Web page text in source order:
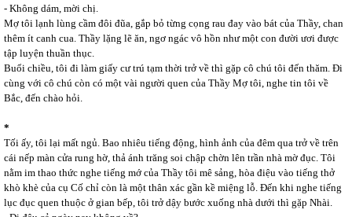
- Không dám, mời chị.
Mợ tôi lạnh lùng cầm đôi đũa, gắp bỏ từng cọng rau đay vào bát của Thầy, chan
thêm ít canh cua. Thầy lặng lẽ ăn, ngơ ngác vô hồn như một con đười ươi được
tập luyện thuần thục.
Buổi chiều, tôi đi làm giấy cư trú tạm thời trở về thì gặp cô chú tôi đến thăm. Đi
cùng với cô chú còn có một vài người quen của Thầy Mợ tôi, nghe tin tôi về
Bắc, đến chào hỏi.
*
Tối ấy, tôi lại mất ngủ. Bao nhiêu tiếng động, hình ảnh của đêm qua trở về trên
cái nếp màn cửa rung hờ, thả ánh trăng soi chập chờn lên trần nhà mờ đục. Tôi
nằm im thao thức nghe tiếng mớ của Thầy tôi mê sảng, hòa điệu vào tiếng thở
khò khè của cụ Cố chỉ còn là một thân xác gần kề miệng lỗ. Đến khi nghe tiếng
lục đục quen thuộc ở gian bếp, tôi trở dậy bước xuống nhà dưới thì gặp Nhài.